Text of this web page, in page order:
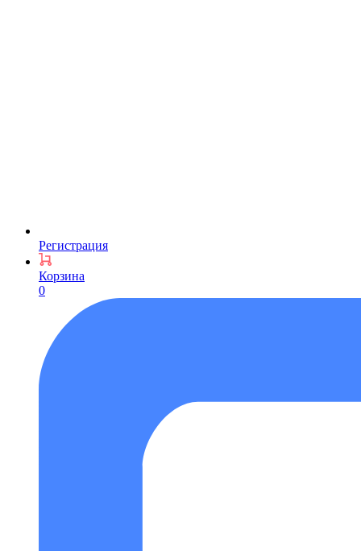
Регистрация
Корзина
0